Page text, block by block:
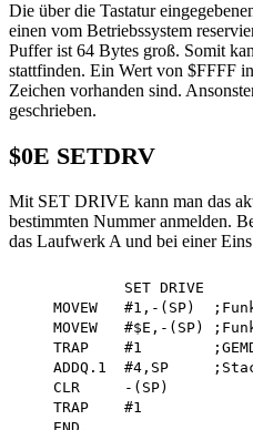
Die über die Tastatur
einen vom Betriebssystem
Puffer ist 64 Bytes groß. Somit
stattfinden. Ein Wert von $FFFF
Zeichen vorhanden sind.
geschrieben.
$0E SETDRV
Mit SET DRIVE kann man das
bestimmten Nummer anmelden.
das Laufwerk A und bei einer
            SET DRIVE
MOVEW   #1,-(SP)
MOVEW   #$E,-(SP)
TRAP    #1
ADDQ.1  #4,SP
    CLR     -(SP)
    TRAP    #1